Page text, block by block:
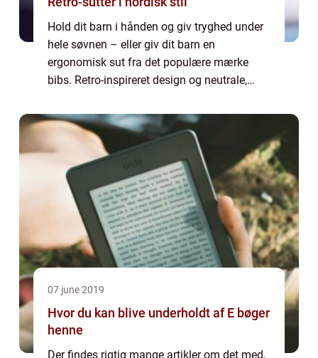
Hold dit barn i hånden og giv tryghed under
hele søvnen – eller giv dit barn en
ergonomisk sut fra det populære mærke
bibs. Retro-inspireret design og neutrale,
barn. Naturlige...
07 june 2019
Hvor du kan blive underholdt af E bøger
henne
Der findes rigtig mange artikler om det med,